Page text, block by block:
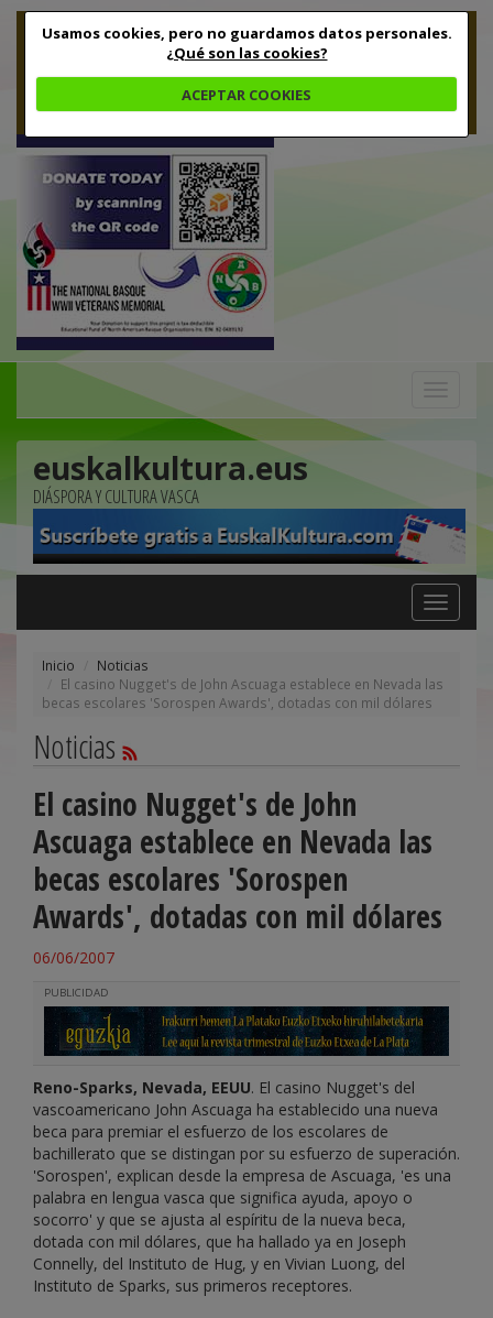
Usamos cookies, pero no guardamos datos personales.
¿Qué son las cookies?
ACEPTAR COOKIES
euskalkultura.eus
DIÁSPORA Y CULTURA VASCA
Toggle
navigation
Inicio
Noticias
El casino Nugget's de John Ascuaga establece en Nevada las
becas escolares 'Sorospen Awards', dotadas con mil dólares
Noticias
El casino Nugget's de John
Ascuaga establece en Nevada las
becas escolares 'Sorospen
Awards', dotadas con mil dólares
06/06/2007
PUBLICIDAD
Reno-Sparks, Nevada, EEUU. El casino Nugget's del
vascoamericano John Ascuaga ha establecido una nueva
beca para premiar el esfuerzo de los escolares de
bachillerato que se distingan por su esfuerzo de superación.
'Sorospen', explican desde la empresa de Ascuaga, 'es una
palabra en lengua vasca que significa ayuda, apoyo o
socorro' y que se ajusta al espíritu de la nueva beca,
dotada con mil dólares, que ha hallado ya en Joseph
Connelly, del Instituto de Hug, y en Vivian Luong, del
Instituto de Sparks, sus primeros receptores.